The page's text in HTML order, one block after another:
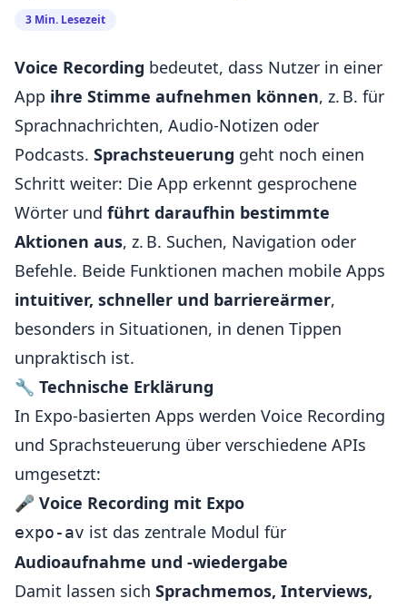
3 Min. Lesezeit
Voice Recording bedeutet, dass Nutzer in einer
App ihre Stimme aufnehmen können, z. B. für
Sprachnachrichten, Audio-Notizen oder
Podcasts. Sprachsteuerung geht noch einen
Schritt weiter: Die App erkennt gesprochene
Wörter und führt daraufhin bestimmte
Aktionen aus, z. B. Suchen, Navigation oder
Befehle. Beide Funktionen machen mobile Apps
intuitiver, schneller und barriereärmer,
besonders in Situationen, in denen Tippen
unpraktisch ist.
🔧 Technische Erklärung
In Expo-basierten Apps werden Voice Recording
und Sprachsteuerung über verschiedene APIs
umgesetzt:
🎤 Voice Recording mit Expo
expo-av ist das zentrale Modul für
Audioaufnahme und -wiedergabe
Damit lassen sich Sprachmemos, Interviews,